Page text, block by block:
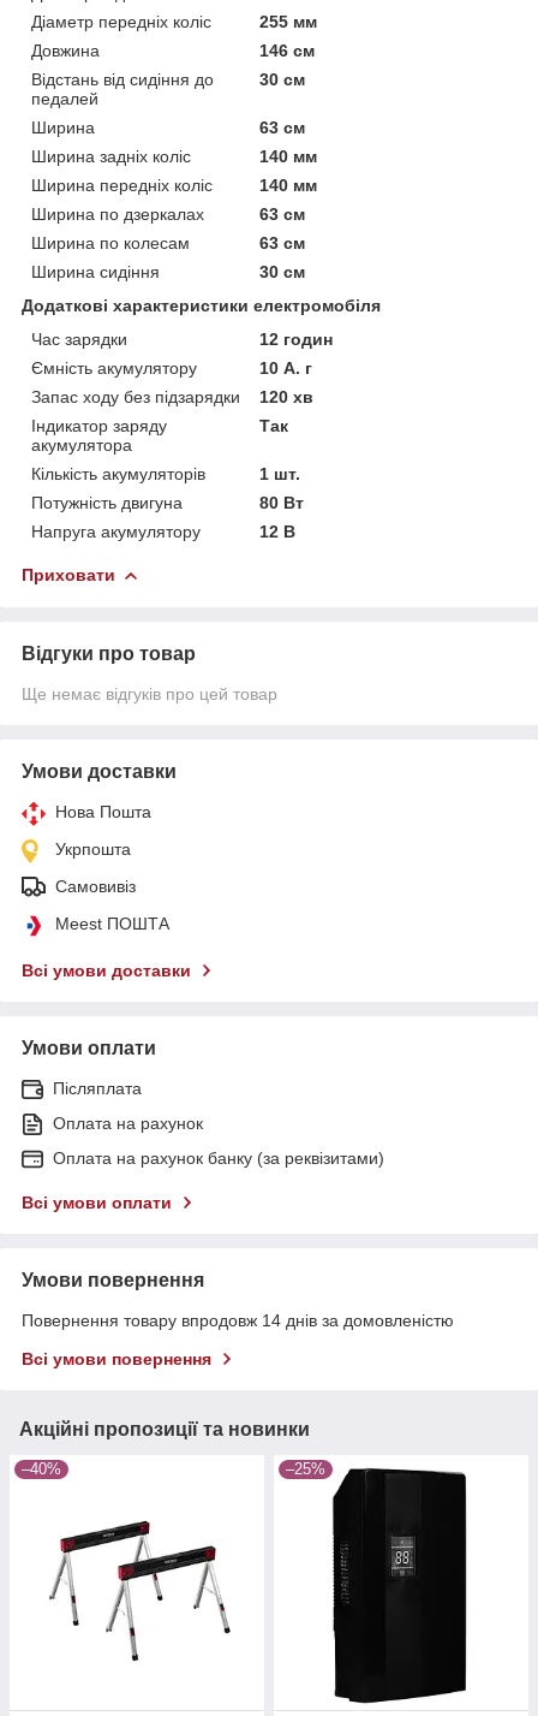
Діаметр передніх коліс
255 мм
Довжина
146 см
Відстань від сидіння до
педалей
30 см
Ширина
63 см
Ширина задніх коліс
140 мм
Ширина передніх коліс
140 мм
Ширина по дзеркалах
63 см
Ширина по колесам
63 см
Ширина сидіння
30 см
Додаткові характеристики електромобіля
Час зарядки
12 годин
Ємність акумулятору
10 А. г
Запас ходу без підзарядки
120 хв
Індикатор заряду
акумулятора
Так
Кількість акумуляторів
1 шт.
Потужність двигуна
80 Вт
Напруга акумулятору
12 В
Приховати
Відгуки про товар
Ще немає відгуків про цей товар
Умови доставки
Нова Пошта
Укрпошта
Самовивіз
Meest ПОШТА
Всі умови доставки
Умови оплати
Післяплата
Оплата на рахунок
Оплата на рахунок банку (за реквізитами)
Всі умови оплати
Умови повернення
Повернення товару впродовж 14 днів за домовленістю
Всі умови повернення
Акційні пропозиції та новинки
–40% –25%